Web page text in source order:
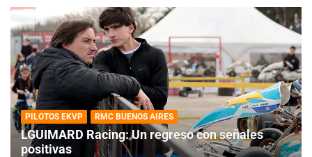
PILOTOS EKVP RMC BUENOS AIRES
LGUIMARD Racing: Un regreso con señales
positivas